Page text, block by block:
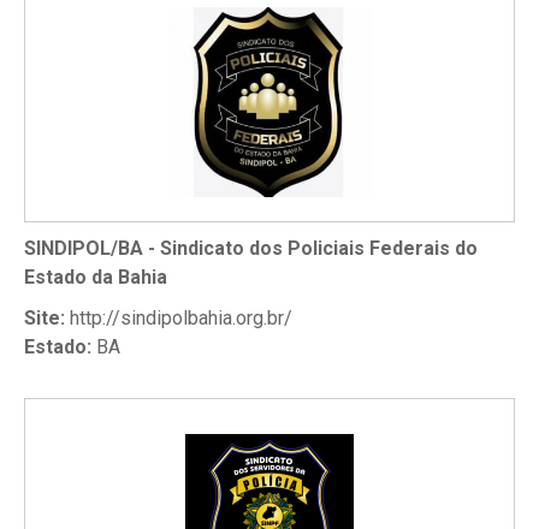
SINDIPOL/BA - Sindicato dos Policiais Federais do
Estado da Bahia
Site: http://sindipolbahia.org.br/
Estado: BA